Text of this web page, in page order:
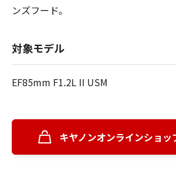
ンズフード｡
対象モデル
EF85mm F1.2L II USM
キヤノンオンラインショッ